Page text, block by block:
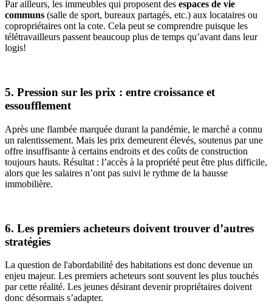
Par ailleurs, les immeubles qui proposent des espaces de vie
communs (salle de sport, bureaux partagés, etc.) aux locataires ou
copropriétaires ont la cote. Cela peut se comprendre puisque les
télétravailleurs passent beaucoup plus de temps qu’avant dans leur
logis!
5. Pression sur les prix : entre croissance et
essoufflement
Après une flambée marquée durant la pandémie, le marché a connu
un ralentissement. Mais les prix demeurent élevés, soutenus par une
offre insuffisante à certains endroits et des coûts de construction
toujours hauts. Résultat : l’accès à la propriété peut être plus difficile,
alors que les salaires n’ont pas suivi le rythme de la hausse
immobilière.
6. Les premiers acheteurs doivent trouver d’autres
stratégies
La question de l'abordabilité des habitations est donc devenue un
enjeu majeur. Les premiers acheteurs sont souvent les plus touchés
par cette réalité. Les jeunes désirant devenir propriétaires doivent
donc désormais s’adapter.